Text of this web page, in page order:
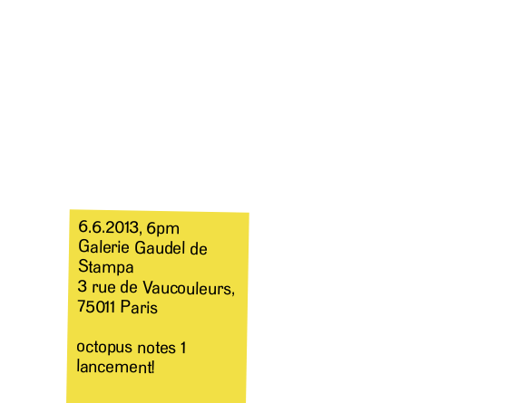
6.6.2013, 6pm
Galerie Gaudel de
Stampa
3 rue de Vaucouleurs,
75011 Paris
octopus notes 1
lancement!